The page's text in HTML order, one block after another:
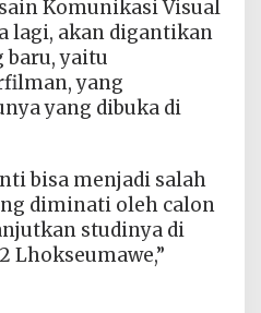
Komunikasi Visual
lagi, akan digantikan
baru, yaitu
yang
yang dibuka di
bisa menjadi salah
diminati oleh calon
studinya di
Lhokseumawe,”